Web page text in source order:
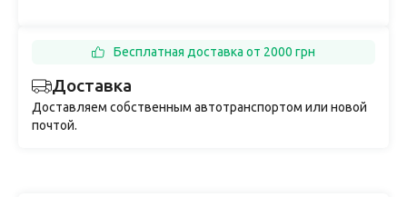
Доставка
Доставляем собственным автотранспортом или новой
почтой.
Бесплатная доставка от 2000 грн